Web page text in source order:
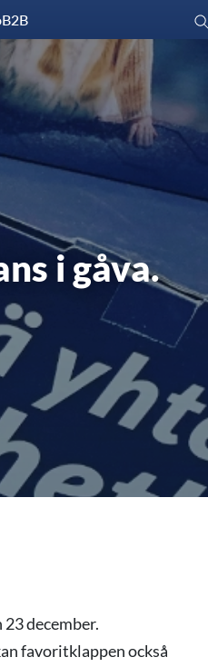
B2B
i gåva.
december.
favoritklappen också